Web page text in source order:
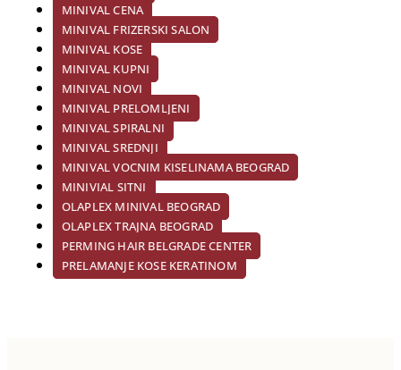
MINIVAL CENA
MINIVAL FRIZERSKI SALON
MINIVAL KOSE
MINIVAL KUPNI
MINIVAL NOVI
MINIVAL PRELOMLJENI
MINIVAL SPIRALNI
MINIVAL SREDNJI
MINIVAL VOCNIM KISELINAMA BEOGRAD
MINIVIAL SITNI
OLAPLEX MINIVAL BEOGRAD
OLAPLEX TRAJNA BEOGRAD
PERMING HAIR BELGRADE CENTER
PRELAMANJE KOSE KERATINOM